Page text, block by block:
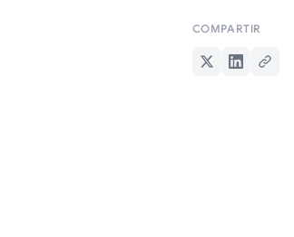
COMPARTIR